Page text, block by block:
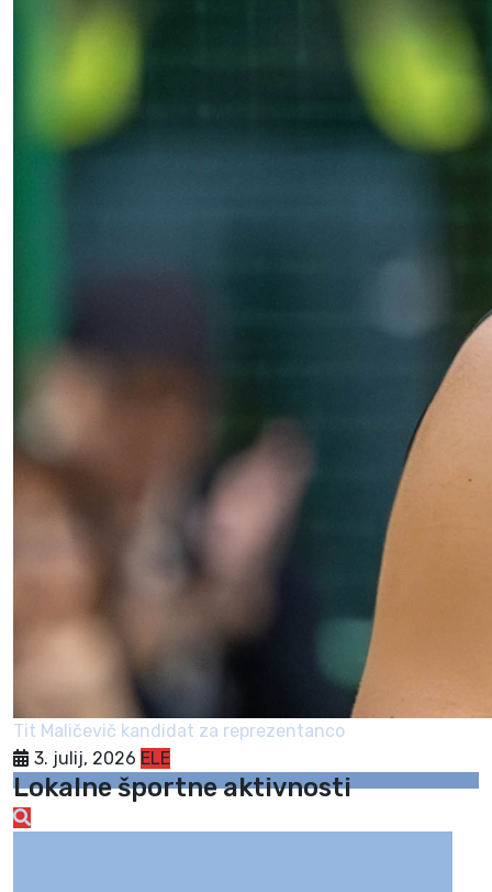
Tit Maličevič kandidat za reprezentanco
3. julij, 2026 ELE
Lokalne športne aktivnosti